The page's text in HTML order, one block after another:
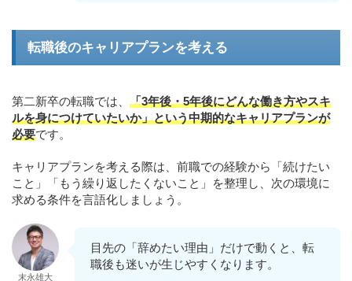
転職後のキャリアプランを考える
第二新卒の転職では、 「3年後・5年後にどんな働き方やスキ
ルを身につけていたいか」という中期的なキャリアプランが
必要です。
キャリアプランを考える際は、前職での経験から「続けたい
こと」「もう繰り返したくないこと」を整理し、次の環境に
求める条件を言語化しましょう。
末永雄大
目先の「辞めたい理由」だけで動くと、転
職後も迷いが生じやすくなります。